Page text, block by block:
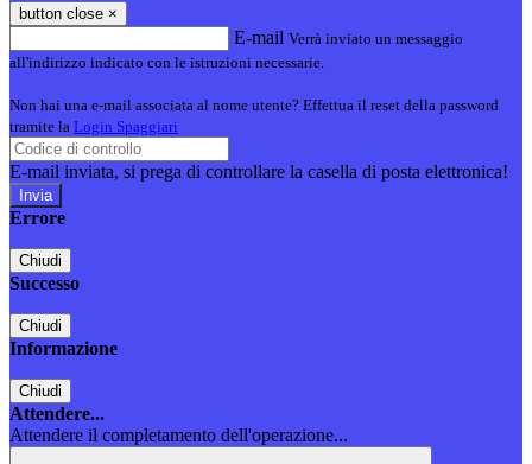
button close ×
E-mail Verrà inviato un messaggio
all'indirizzo indicato con le istruzioni necessarie.
Non hai una e-mail associata al nome utente? Effettua il reset della password
tramite la Login Spaggiari
E-mail inviata, si prega di controllare la casella di posta elettronica!
Errore
Chiudi
Successo
Chiudi
Informazione
Chiudi
Attendere...
Attendere il completamento dell'operazione...